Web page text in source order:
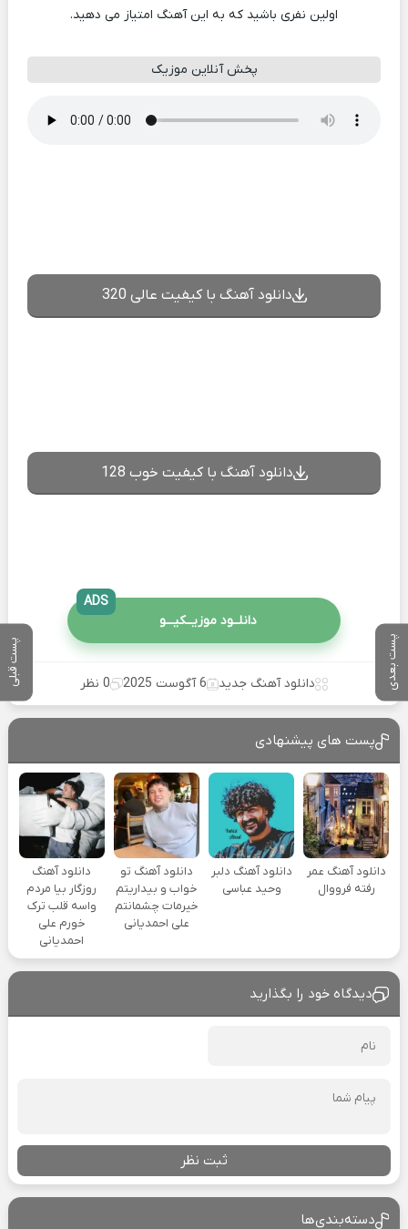
پست بعدی پست قبلی
اولین نفری باشید که به این آهنگ امتیاز می دهید.
پخش آنلاین موزیک
دانلود آهنگ با کیفیت عالی 320
دانلود آهنگ با کیفیت خوب 128
دانلــود موزیــکیـــو
ADS
دانلود آهنگ جدید 6 آگوست 2025 0 نظر
پست های پیشنهادی
دانلود آهنگ عمر
رفته فرووال
دانلود آهنگ دلبر
وحید عباسی
دانلود آهنگ تو
خواب و بیداریتم
خیرمات چشمانتم
علی احمدیانی
دانلود آهنگ
روزگار بیا مردم
واسه قلب ترک
خورم علی
احمدیانی
دیدگاه خود را بگذارید
ثبت نظر
دسته‌بندی‌ها